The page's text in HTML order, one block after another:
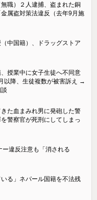
職）２人逮捕、盗まれた銅
属盗対策法違反（去年9月施
中国籍）、ドラッグストア
授業中に女子生徒へ不同意
降、生徒複数が被害訴え →
た血まみれ男に発砲した警
警察官が死刑にしてしまっ
違反注意も「消される
る」ネパール国籍を不法残